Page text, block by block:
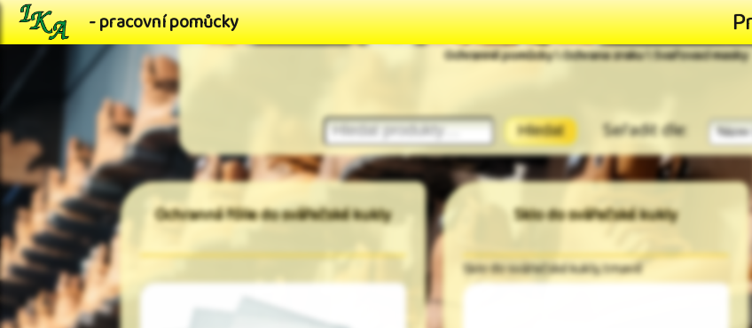
- pracovní pomůcky
Ochranné pomůcky \ Ochrana zraku \ Svařovací masky
Hledat Seřadit dle:
Ochranná fólie do svářečské kukly Sklo do svářečské kukly
Sklo do svářečské kukly, tmavé